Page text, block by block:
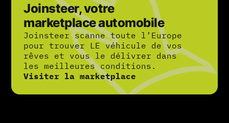
Joinsteer, votre
marketplace automobile
Joinsteer scanne toute l’Europe
pour trouver LE véhicule de vos
rêves et vous le délivrer dans
les meilleures conditions.
Visiter la marketplace